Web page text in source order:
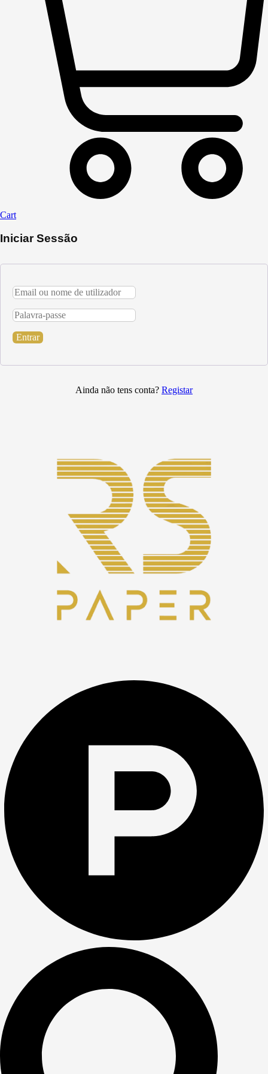
Cart
Iniciar Sessão
Entrar
Ainda não tens conta? Registar